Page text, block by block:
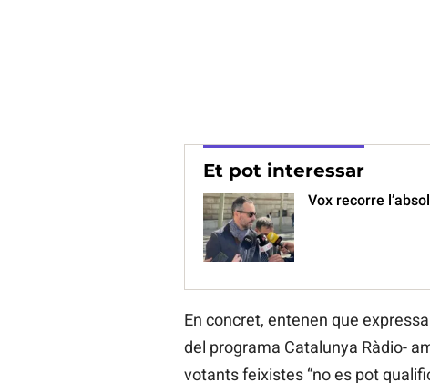
Et pot interessar
Vox recorre
En concret, entenen que
del programa Catalunya Ràdio-
votants feixistes “no es pot